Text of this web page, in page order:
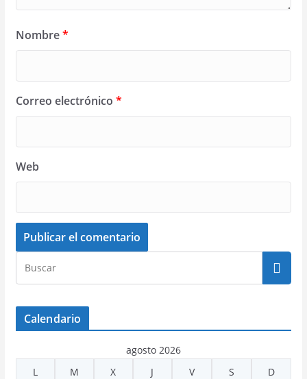
Nombre*
Correo electrónico *
Web
Calendario
agosto 2026
L
M X J V S D